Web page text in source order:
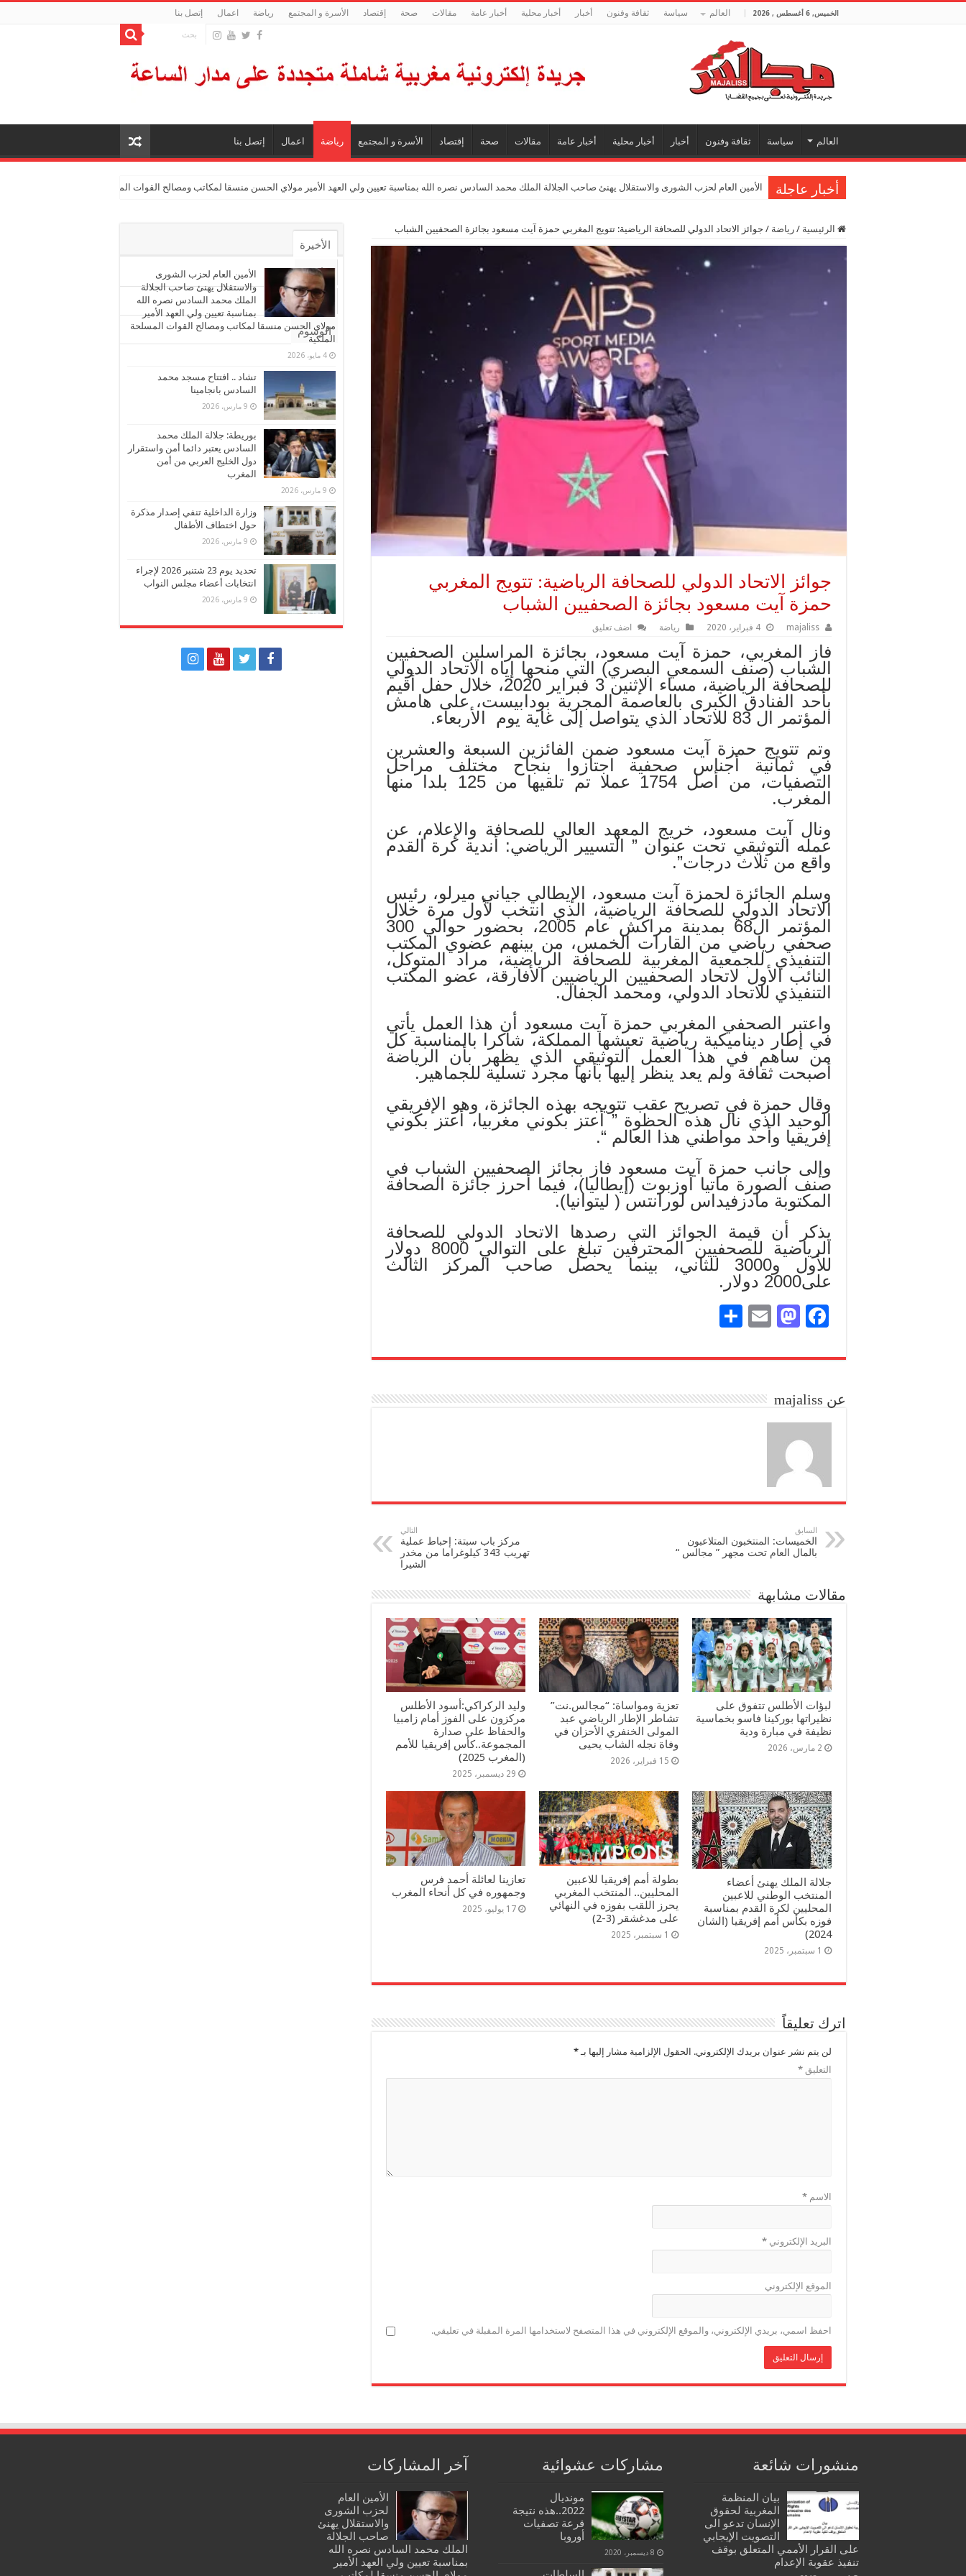
الخميس, 6 أغسطس , 2026 العالم سياسة ثقافة وفنون أخبار أخبار محلية أخبار عامة مقالات صحة إقتصاد الأسرة و المجتمع رياضة اعمال إتصل بنا
العالم سياسة ثقافة وفنون أخبار أخبار محلية أخبار عامة مقالات صحة إقتصاد الأسرة و المجتمع رياضة اعمال إتصل بنا
أخبار عاجلة الأمين العام لحزب الشورى والاستقلال يهنئ صاحب الجلالة الملك محمد السادس نصره الله بمناسبة تعيين ولي العهد الأمير مولاي الحسن منسقا لمكاتب ومصالح القوات المسلحة الملكية
الرئيسية / رياضة / جوائز الاتحاد الدولي للصحافة الرياضية: تتويج المغربي حمزة آيت مسعود بجائزة الصحفيين الشباب
جوائز الاتحاد الدولي للصحافة الرياضية: تتويج المغربي
حمزة آيت مسعود بجائزة الصحفيين الشباب
majaliss 4 فبراير، 2020 رياضة اضف تعليق
فاز المغربي، حمزة آيت مسعود، بجائزة المراسلين الصحفيين
الشباب (صنف السمعي البصري) التي منحها إياه الاتحاد الدولي
للصحافة الرياضية، مساء الإثنين 3 فبراير 2020، خلال حفل أقيم
بأحد الفنادق الكبرى بالعاصمة المجرية بودابيست، على هامش
المؤتمر ال 83 للاتحاد الذي يتواصل إلى غاية يوم الأربعاء.
وتم تتويج حمزة آيت مسعود ضمن الفائزين السبعة والعشرين
في ثمانية أجناس صحفية اجتازوا بنجاح مختلف مراحل
التصفيات، من أصل 1754 عملا تم تلقيها من 125 بلدا منها
المغرب.
ونال آيت مسعود، خريج المعهد العالي للصحافة والإعلام، عن
عمله التوثيقي تحت عنوان ” التسيير الرياضي: أندية كرة القدم
واقع من ثلاث درجات”.
وسلم الجائزة لحمزة آيت مسعود، الإيطالي جياني ميرلو، رئيس
الاتحاد الدولي للصحافة الرياضية، الذي انتخب لأول مرة خلال
المؤتمر ال68 بمدينة مراكش عام 2005، بحضور حوالي 300
صحفي رياضي من القارات الخمس، من بينهم عضوي المكتب
التنفيذي للجمعية المغربية للصحافة الرياضية، مراد المتوكل،
النائب الأول لاتحاد الصحفيين الرياضيين الأفارقة، عضو المكتب
التنفيذي للاتحاد الدولي، ومحمد الجفال.
واعتبر الصحفي المغربي حمزة آيت مسعود أن هذا العمل يأتي
في إطار ديناميكية رياضية تعيشها المملكة، شاكرا بالمناسبة كل
من ساهم في هذا العمل التوثيقي الذي يظهر بأن الرياضة
أصبحت ثقافة ولم يعد ينظر إليها بأنها مجرد تسلية للجماهير.
وقال حمزة في تصريح عقب تتويجه بهذه الجائزة، وهو الإفريقي
الوحيد الذي نال هذه الحظوة ” أعتز بكوني مغربيا، أعتز بكوني
إفريقيا وأحد مواطني هذا العالم “.
وإلى جانب حمزة آيت مسعود فاز بجائز الصحفيين الشباب في
صنف الصورة ماتيا أوزبوت (إيطاليا)، فيما أحرز جائزة الصحافة
المكتوبة مادزفيداس لورانتس ( ليتوانيا).
يذكر أن قيمة الجوائز التي رصدها الاتحاد الدولي للصحافة
الرياضية للصحفيين المحترفين تبلغ على التوالي 8000 دولار
للأول و3000 للثاني، بينما يحصل صاحب المركز الثالث
على2000 دولار.
Fa
bo
M
to
n
E
ail
re
عن majaliss
السابق
الخميسات: المنتخبون المتلاعبون
بالمال العام تحت مجهر ” مجالس “
التالي
مركز باب سبتة: إحباط عملية
تهريب 343 كيلوغراما من مخدر
الشيرا
مقالات مشابهة
لبؤات الأطلس تتفوق على
نظيراتها بوركينا فاسو بخماسية
نظيفة في مبارة ودية
2 مارس، 2026
تعزية ومواساة: “مجالس.نت”
تشاطر الإطار الرياضي عبد
المولى الخنفري الأحزان في
وفاة نجله الشاب يحيى
15 فبراير، 2026
وليد الركراكي:أسود الأطلس
مركزون على الفوز أمام زامبيا
والحفاظ على صدارة
المجموعة..كأس إفريقيا للأمم
(المغرب 2025)
29 ديسمبر، 2025
جلالة الملك يهنئ أعضاء
المنتخب الوطني للاعبين
المحليين لكرة القدم بمناسبة
فوزه بكأس أمم إفریقیا (الشان
2024)
1 سبتمبر، 2025
بطولة أمم إفريقيا للاعبين
المحليين.. المنتخب المغربي
يحرز اللقب بفوزه في النهائي
على مدغشقر (3-2)
1 سبتمبر، 2025
تعازينا لعائلة أحمد فرس
وجمهوره في كل أنحاء المغرب
17 يوليو، 2025
اترك تعليقاً
لن يتم نشر عنوان بريدك الإلكتروني. الحقول الإلزامية مشار إليها بـ *
التعليق *
الاسم *
البريد الإلكتروني *
الموقع الإلكتروني
احفظ اسمي، بريدي الإلكتروني، والموقع الإلكتروني في هذا المتصفح لاستخدامها المرة المقبلة في تعليقي.
الأخيرة
الأشهر
تعليقات
الوسوم
الأمين العام لحزب الشورى
والاستقلال يهنئ صاحب الجلالة
الملك محمد السادس نصره الله
بمناسبة تعيين ولي العهد الأمير
مولاي الحسن منسقا لمكاتب ومصالح القوات المسلحة
الملكية
4 مايو، 2026
تشاد .. افتتاح مسجد محمد
السادس بانجامينا
9 مارس، 2026
بوريطة: جلالة الملك محمد
السادس يعتبر دائما أمن واستقرار
دول الخليج العربي من أمن
المغرب
9 مارس، 2026
وزارة الداخلية تنفي إصدار مذكرة
حول اختطاف الأطفال
9 مارس، 2026
تحديد يوم 23 شتنبر 2026 لإجراء
انتخابات أعضاء مجلس النواب
9 مارس، 2026
منشورات شائعة
بيان المنظمة
المغربية لحقوق
الإنسان تدعو الى
التصويت الإيجابي
على القرار الأممي المتعلق بوقف
تنفيذ عقوبة الإعدام
مشاركات عشوائية
مونديال
2022..هذه نتيجة
قرعة تصفيات
أوروبا
8 ديسمبر، 2020
آخر المشاركات
الأمين العام
لحزب الشورى
والاستقلال يهنئ
صاحب الجلالة
الملك محمد السادس نصره الله
بمناسبة تعيين ولي العهد الأمير